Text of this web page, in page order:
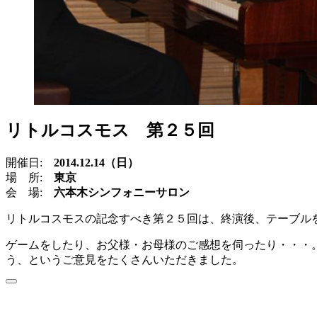
リトルコスモス 第２５回
開催日: 2014.12.14（日）
場 所: 東京
会 場: 六本木シンフォニーサロン
リトルコスモスの記念すべき第２５回は、終演後、テーブ
ゲームをしたり、お父様・お母様のご感想を伺ったり・・
う、というご意見をたくさんいただきました。